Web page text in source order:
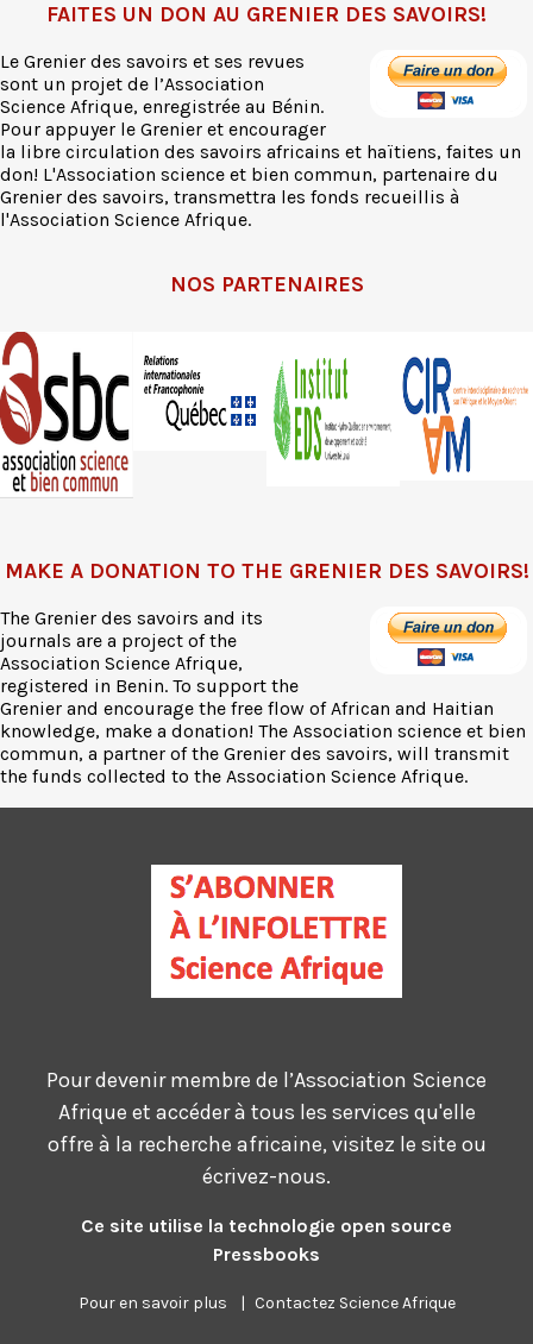
FAITES UN DON AU GRENIER DES SAVOIRS!
Le Grenier des savoirs et ses revues
sont un projet de l’Association
Science Afrique, enregistrée au Bénin.
Pour appuyer le Grenier et encourager
la libre circulation des savoirs africains et haïtiens, faites un
don! L'Association science et bien commun, partenaire du
Grenier des savoirs, transmettra les fonds recueillis à
l'Association Science Afrique.
NOS PARTENAIRES
MAKE A DONATION TO THE GRENIER DES SAVOIRS!
The Grenier des savoirs and its
journals are a project of the
Association Science Afrique,
registered in Benin. To support the
Grenier and encourage the free flow of African and Haitian
knowledge, make a donation! The Association science et bien
commun, a partner of the Grenier des savoirs, will transmit
the funds collected to the Association Science Afrique.
Pour devenir membre de l’Association Science
Afrique et accéder à tous les services qu'elle
offre à la recherche africaine, visitez le site ou
écrivez-nous.
Ce site utilise la technologie open source
Pressbooks
Pour en savoir plus | Contactez Science Afrique